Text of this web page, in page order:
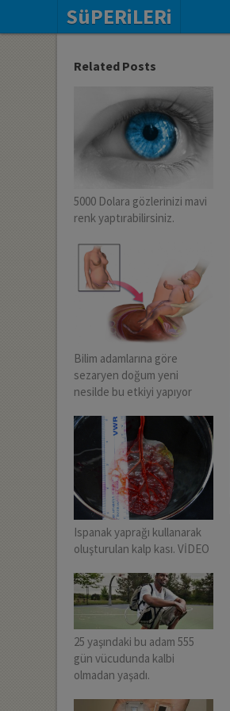
SüPERiLERi
Related Posts
5000 Dolara gözlerinizi mavi
renk yaptırabilirsiniz.
Bilim adamlarına göre
sezaryen doğum yeni
nesilde bu etkiyi yapıyor
Ispanak yaprağı kullanarak
oluşturulan kalp kası. VİDEO
25 yaşındaki bu adam 555
gün vücudunda kalbi
olmadan yaşadı.